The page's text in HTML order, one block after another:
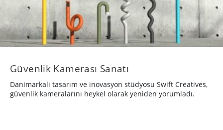
Güvenlik Kamerası Sanatı
Danimarkalı tasarım ve inovasyon stüdyosu Swift Creatives,
güvenlik kameralarını heykel olarak yeniden yorumladı.